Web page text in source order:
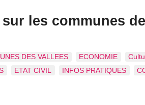
les communes
DES VALLEES ECONOMIE
ETAT CIVIL INFOS PRATIQUES